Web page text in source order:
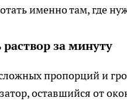
именно там, где
раствор за минуту
пропорций и
оставшийся от